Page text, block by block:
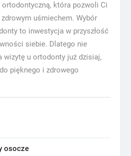
która pozwoli Ci
uśmiechem. Wybór
to inwestycja w przyszłość
siebie. Dlatego nie
wizytę u ortodonty już dzisiaj,
pięknego i zdrowego
osocze